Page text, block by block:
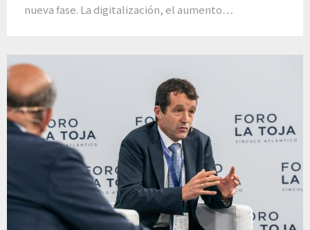
nueva fase. La digitalización, el aumento…